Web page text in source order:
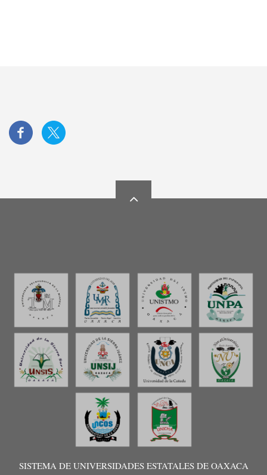
SISTEMA DE UNIVERSIDADES ESTATALES DE OAXACA